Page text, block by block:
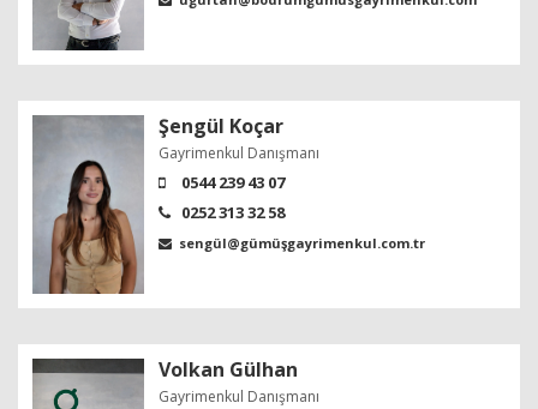
Şengül Koçar
Gayrimenkul Danışmanı
0544 239 43 07
0252 313 32 58
sengül@gümüşgayrimenkul.com.tr
Volkan Gülhan
Gayrimenkul Danışmanı